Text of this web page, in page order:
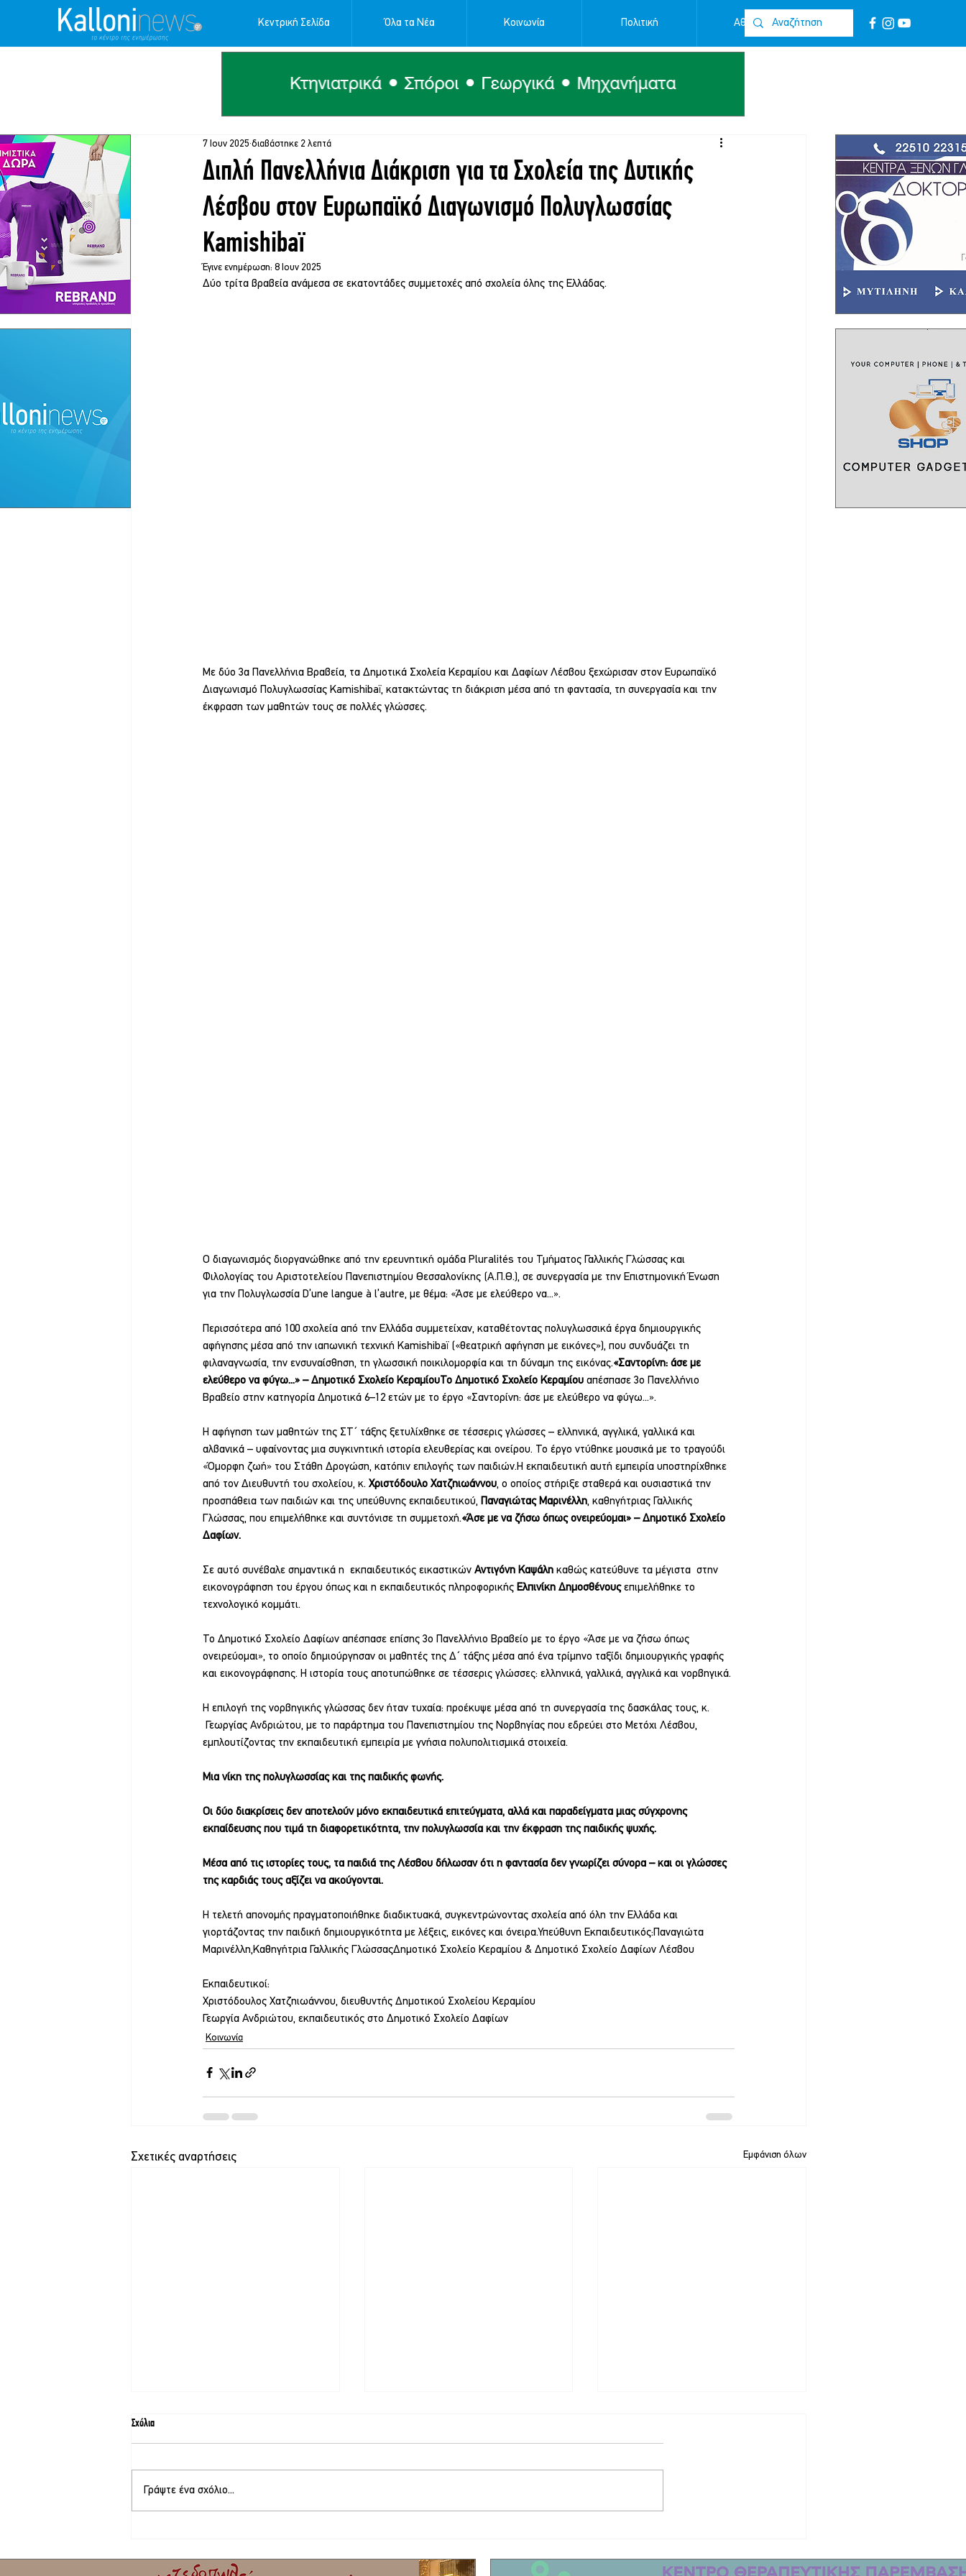
Κεντρική Σελίδα Όλα τα Νέα Κοινωνία Πολιτική Αθλητικά Επικοινωνία
Διπλή Πανελλήνια Διάκριση για τα Σχολεία της Δυτικής
Λέσβου στον Ευρωπαϊκό Διαγωνισμό Πολυγλωσσίας
Kamishibaï
7 Ιουν 2025 διαβάστηκε 2 λεπτά
Έγινε ενημέρωση: 8 Ιουν 2025
Δύο τρίτα βραβεία ανάμεσα σε εκατοντάδες συμμετοχές από σχολεία όλης της Ελλάδας.
Με δύο 3α Πανελλήνια Βραβεία, τα Δημοτικά Σχολεία Κεραμίου και Δαφίων Λέσβου ξεχώρισαν στον Ευρωπαϊκό
Διαγωνισμό Πολυγλωσσίας Kamishibaï, κατακτώντας τη διάκριση μέσα από τη φαντασία, τη συνεργασία και την
έκφραση των μαθητών τους σε πολλές γλώσσες.
Ο διαγωνισμός διοργανώθηκε από την ερευνητική ομάδα Pluralités του Τμήματος Γαλλικής Γλώσσας και
Φιλολογίας του Αριστοτελείου Πανεπιστημίου Θεσσαλονίκης (Α.Π.Θ.), σε συνεργασία με την Επιστημονική Ένωση
για την Πολυγλωσσία D’une langue à l’autre, με θέμα: «Άσε με ελεύθερο να...».
Περισσότερα από 100 σχολεία από την Ελλάδα συμμετείχαν, καταθέτοντας πολυγλωσσικά έργα δημιουργικής
αφήγησης μέσα από την ιαπωνική τεχνική Kamishibaï («θεατρική αφήγηση με εικόνες»), που συνδυάζει τη
φιλαναγνωσία, την ενσυναίσθηση, τη γλωσσική ποικιλομορφία και τη δύναμη της εικόνας.«Σαντορίνη: άσε με
ελεύθερο να φύγω...» – Δημοτικό Σχολείο ΚεραμίουΤο Δημοτικό Σχολείο Κεραμίου απέσπασε 3ο Πανελλήνιο
Βραβείο στην κατηγορία Δημοτικά 6–12 ετών με το έργο «Σαντορίνη: άσε με ελεύθερο να φύγω...».
Η αφήγηση των μαθητών της ΣΤ΄ τάξης ξετυλίχθηκε σε τέσσερις γλώσσες – ελληνικά, αγγλικά, γαλλικά και
αλβανικά – υφαίνοντας μια συγκινητική ιστορία ελευθερίας και ονείρου. Το έργο ντύθηκε μουσικά με το τραγούδι
«Όμορφη ζωή» του Στάθη Δρογώση, κατόπιν επιλογής των παιδιών.Η εκπαιδευτική αυτή εμπειρία υποστηρίχθηκε
από τον Διευθυντή του σχολείου, κ. Χριστόδουλο Χατζηιωάννου, ο οποίος στήριξε σταθερά και ουσιαστικά την
προσπάθεια των παιδιών και της υπεύθυνης εκπαιδευτικού, Παναγιώτας Μαρινέλλη, καθηγήτριας Γαλλικής
Γλώσσας, που επιμελήθηκε και συντόνισε τη συμμετοχή.«Άσε με να ζήσω όπως ονειρεύομαι» – Δημοτικό Σχολείο
Δαφίων.
Σε αυτό συνέβαλε σημαντικά η  εκπαιδευτικός εικαστικών Αντιγόνη Καψάλη καθώς κατεύθυνε τα μέγιστα  στην
εικονογράφηση του έργου όπως και η εκπαιδευτικός πληροφορικής Ελπινίκη Δημοσθένους επιμελήθηκε το
τεχνολογικό κομμάτι.
Το Δημοτικό Σχολείο Δαφίων απέσπασε επίσης 3ο Πανελλήνιο Βραβείο με το έργο «Άσε με να ζήσω όπως
ονειρεύομαι», το οποίο δημιούργησαν οι μαθητές της Δ΄ τάξης μέσα από ένα τρίμηνο ταξίδι δημιουργικής γραφής
και εικονογράφησης. Η ιστορία τους αποτυπώθηκε σε τέσσερις γλώσσες: ελληνικά, γαλλικά, αγγλικά και νορβηγικά.
Η επιλογή της νορβηγικής γλώσσας δεν ήταν τυχαία: προέκυψε μέσα από τη συνεργασία της δασκάλας τους, κ.
Γεωργίας Ανδριώτου, με το παράρτημα του Πανεπιστημίου της Νορβηγίας που εδρεύει στο Μετόχι Λέσβου,
εμπλουτίζοντας την εκπαιδευτική εμπειρία με γνήσια πολυπολιτισμικά στοιχεία.
Μια νίκη της πολυγλωσσίας και της παιδικής φωνής.
Οι δύο διακρίσεις δεν αποτελούν μόνο εκπαιδευτικά επιτεύγματα, αλλά και παραδείγματα μιας σύγχρονης
εκπαίδευσης που τιμά τη διαφορετικότητα, την πολυγλωσσία και την έκφραση της παιδικής ψυχής.
Μέσα από τις ιστορίες τους, τα παιδιά της Λέσβου δήλωσαν ότι η φαντασία δεν γνωρίζει σύνορα – και οι γλώσσες
της καρδιάς τους αξίζει να ακούγονται.
Η τελετή απονομής πραγματοποιήθηκε διαδικτυακά, συγκεντρώνοντας σχολεία από όλη την Ελλάδα και
γιορτάζοντας την παιδική δημιουργικότητα με λέξεις, εικόνες και όνειρα.Υπεύθυνη Εκπαιδευτικός:Παναγιώτα
Μαρινέλλη,Καθηγήτρια Γαλλικής ΓλώσσαςΔημοτικό Σχολείο Κεραμίου & Δημοτικό Σχολείο Δαφίων Λέσβου
Εκπαιδευτικοί:
Χριστόδουλος Χατζηιωάννου, διευθυντής Δημοτικού Σχολείου Κεραμίου
Γεωργία Ανδριώτου, εκπαιδευτικός στο Δημοτικό Σχολείο Δαφίων
Κοινωνία
Σχετικές αναρτήσεις Εμφάνιση όλων
Είχαν μετακομίσει από την Αυστραλία στο
Σχόλια
Γράψτε ένα σχόλιο...